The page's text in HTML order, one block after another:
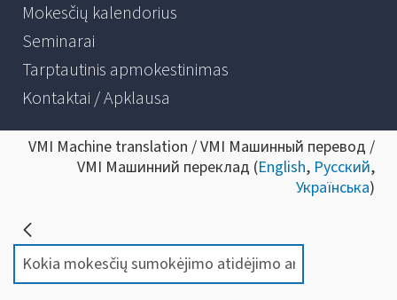
Mokesčių kalendorius
Seminarai
Tarptautinis apmokestinimas
Kontaktai / Apklausa
VMI Machine translation / VMI Машинный перевод /
VMI Машинний переклад (English, Русский,
Українська)